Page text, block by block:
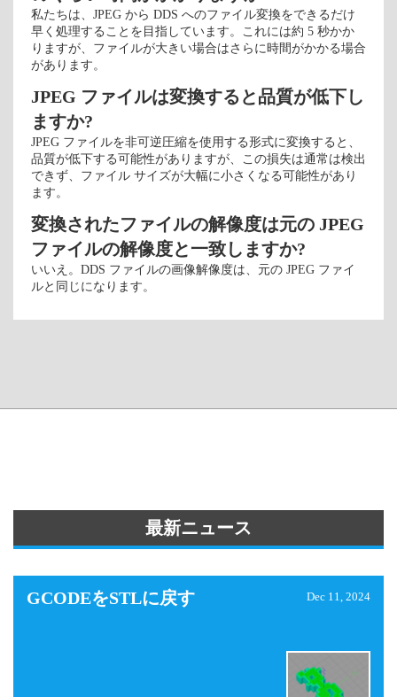
私たちは、JPEG から DDS へのファイル変換をできるだけ
早く処理することを目指しています。これには約 5 秒かか
りますが、ファイルが大きい場合はさらに時間がかかる場合
があります。
JPEG ファイルは変換すると品質が低下し
ますか?
JPEG ファイルを非可逆圧縮を使用する形式に変換すると、
品質が低下する可能性がありますが、この損失は通常は検出
できず、ファイル サイズが大幅に小さくなる可能性があり
ます。
変換されたファイルの解像度は元の JPEG
ファイルの解像度と一致しますか?
いいえ。DDS ファイルの画像解像度は、元の JPEG ファイ
ルと同じになります。
最新ニュース
GCODEをSTLに戻す Dec 11, 2024